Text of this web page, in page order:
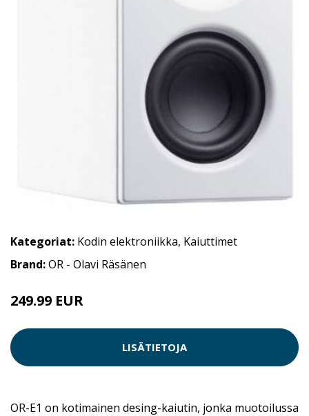
Kategoriat: Kodin elektroniikka, Kaiuttimet
Brand:OR - Olavi Räsänen
249.99 EUR
LISÄTIETOJA
OR-E1 on kotimainen desing-kaiutin, jonka muotoilussa